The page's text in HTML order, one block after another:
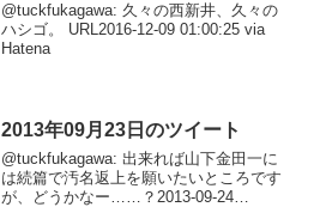
@tuckfukagawa: 久々の西新井、久々の
ハシゴ。 URL2016-12-09 01:00:25 via
Hatena
2013年09月23日のツイート
@tuckfukagawa: 出来れば山下金田一に
は続篇で汚名返上を願いたいところです
が、どうかなー……？2013-09-24